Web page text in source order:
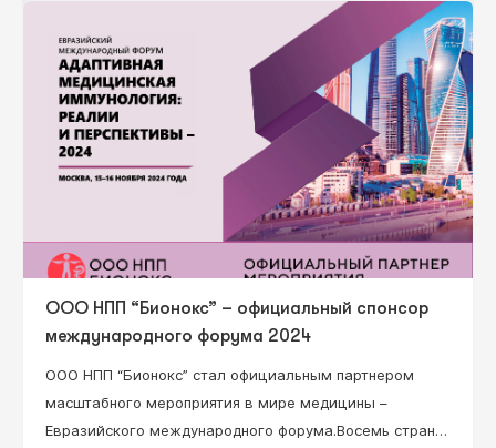
ООО НПП “Бионокс” – официальный спонсор
международного форума 2024
ООО НПП “Бионокс” стал официальным партнером
масштабного мероприятия в мире медицины –
Евразийского международного форума.Восемь стран